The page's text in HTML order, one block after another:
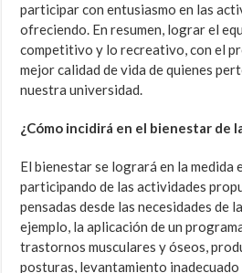
participar con entusiasmo en las
ofreciendo. En resumen, lograr el
competitivo y lo recreativo, con el
mejor calidad de vida de quienes
nuestra universidad.
¿Cómo incidirá en el bienestar de
El bienestar se logrará en la medida
participando de las actividades
pensadas desde las necesidades de
ejemplo, la aplicación de un
trastornos musculares y óseos,
posturas, levantamiento inadecuado